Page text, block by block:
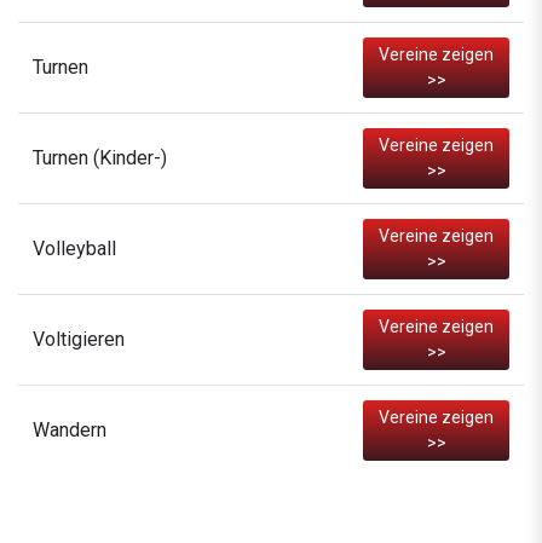
Turnen
Vereine zeigen
>>
Turnen (Kinder-)
Vereine zeigen
>>
Volleyball
Vereine zeigen
>>
Voltigieren
Vereine zeigen
>>
Wandern
Vereine zeigen
>>